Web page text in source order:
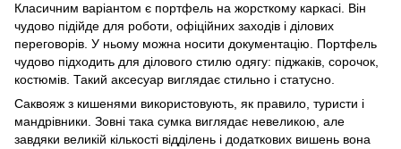
Класичним варіантом є портфель на жорсткому каркасі. Він
чудово підійде для роботи, офіційних заходів і ділових
переговорів. У ньому можна носити документацію. Портфель
чудово підходить для ділового стилю одягу: піджаків, сорочок,
костюмів. Такий аксесуар виглядає стильно і статусно.
Саквояж з кишенями використовують, як правило, туристи і
мандрівники. Зовні така сумка виглядає невеликою, але
завдяки великій кількості відділень і додаткових вишень вона